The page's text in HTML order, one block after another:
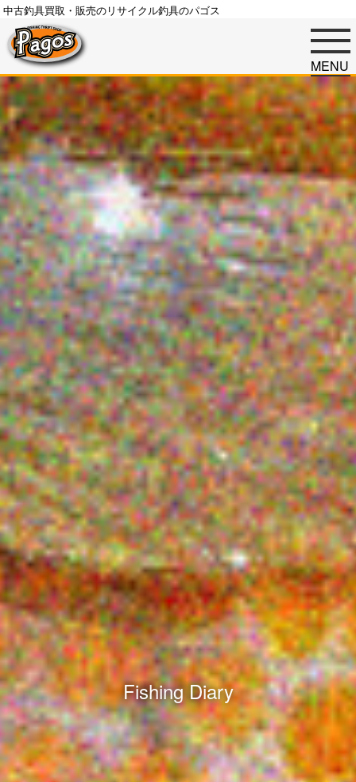
中古釣具買取・販売のリサイクル釣具のパゴス
MENU
Fishing Diary